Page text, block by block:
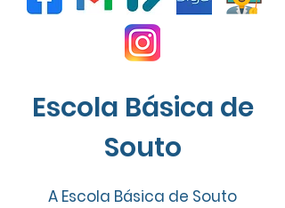
Escola Básica de
Souto
A Escola Básica de Souto